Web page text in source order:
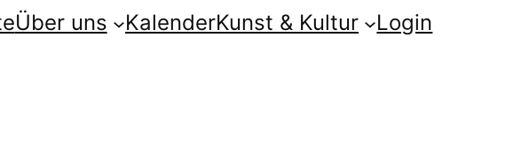
Über uns KalenderKunst & Kultur Login